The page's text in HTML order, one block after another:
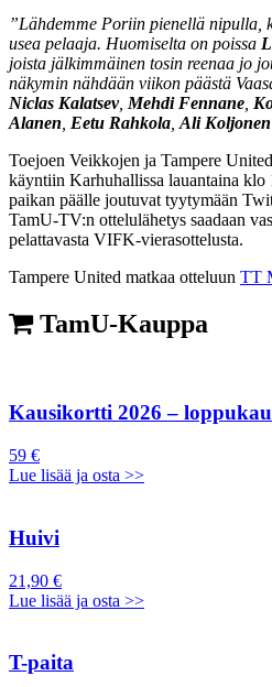
”Lähdemme Poriin pienellä nipulla,
usea pelaaja. Huomiselta on poissa
joista jälkimmäinen tosin reenaa jo
näkymin nähdään viikon päästä
Niclas Kalatsev, Mehdi Fennane
Alanen Eetu Rahkola Ali Koljonen
Toejoen Veikkojen ja Tampere
käyntiin Karhuhallissa lauantaina klo
paikan päälle joutuvat tyytymään
TamU-TV:n ottelulähetys saadaan
pelattavasta VIFK-vierasottelusta.
Tampere United matkaa otteluun TT
TamU-Kauppa
Kausikortti 2026 –
59 €
Lue lisää ja osta >>
Huivi
21,90 €
Lue lisää ja osta >>
T-paita